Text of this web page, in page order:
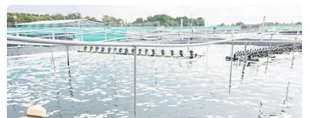
08/08/2026 06:50
Lâm Đồng: Mùa trái chín “mở lối”
cho du lịch nông nghiệp La Dạ
08/08/2026 06:43